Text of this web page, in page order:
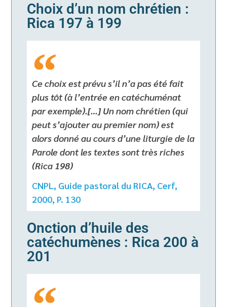
Choix d’un nom chrétien :
Rica 197 à 199
Ce choix est prévu s’il n’a pas été fait
plus tôt (à l’entrée en catéchuménat
par exemple).[…] Un nom chrétien (qui
peut s’ajouter au premier nom) est
alors donné au cours d’une liturgie de la
Parole dont les textes sont très riches
(Rica 198)
CNPL, Guide pastoral du RICA, Cerf,
2000, P. 130
Onction d’huile des
catéchumènes : Rica 200 à
201